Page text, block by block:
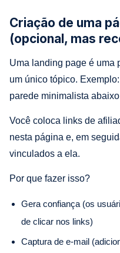
Criação de uma
(opcional, mas
Uma landing page é uma
um único tópico.
parede minimalista abaixo
Você coloca links de
nesta página e, em
vinculados a ela.
Por que fazer isso?
Gera confiança (os
de clicar nos links)
Captura de e-mail